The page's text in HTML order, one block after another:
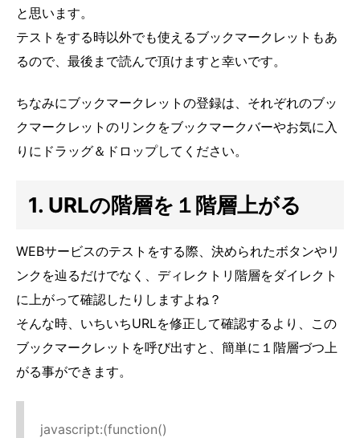
と思います。
テストをする時以外でも使えるブックマークレットもあ
るので、最後まで読んで頂けますと幸いです。
ちなみにブックマークレットの登録は、それぞれのブッ
クマークレットのリンクをブックマークバーやお気に入
りにドラッグ＆ドロップしてください。
1. URLの階層を１階層上がる
WEBサービスのテストをする際、決められたボタンやリ
ンクを辿るだけでなく、ディレクトリ階層をダイレクト
に上がって確認したりしますよね？
そんな時、いちいちURLを修正して確認するより、この
ブックマークレットを呼び出すと、簡単に１階層づつ上
がる事ができます。
javascript:(function()